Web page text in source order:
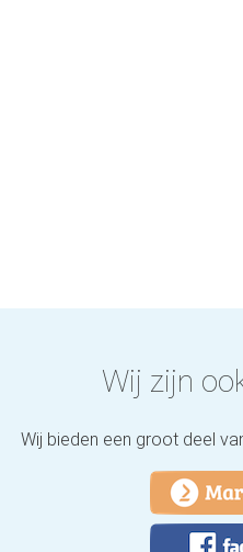
Wij zijn
Wij bieden een groot deel